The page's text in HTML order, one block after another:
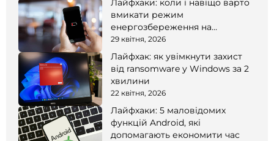
Лайфхаки: коли і навіщо варто
вмикати режим
енергозбереження на
смартфоні
29 квітня, 2026
Лайфхак: як увімкнути захист
від ransomware у Windows за 2
хвилини
22 квітня, 2026
Лайфхаки: 5 маловідомих
функцій Android, які
допомагають економити час